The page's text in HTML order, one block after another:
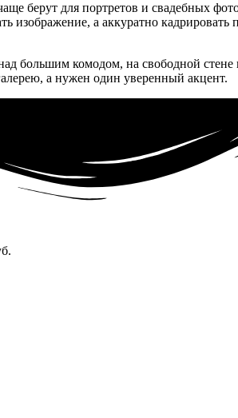
берут для портретов и свадебных
изображение, а аккуратно
большим комодом, на свободной
а нужен один уверенный акцент.